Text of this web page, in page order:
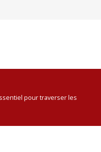
pour traverser les